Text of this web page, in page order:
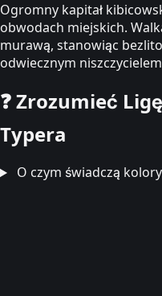
Ogromny kapitał
obwodach miejskich.
murawą, stanowiąc
odwiecznym
❓Zrozumieć
Typera
O czym świadczą